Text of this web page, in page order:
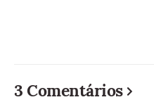
3 Comentários